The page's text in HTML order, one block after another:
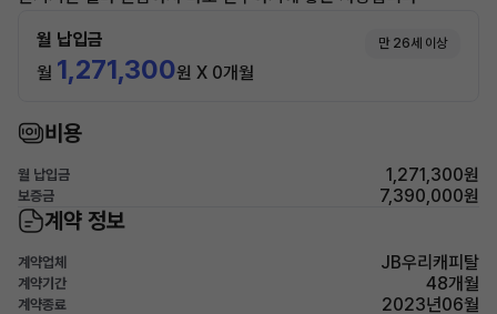
월 납입금 만 26세 이상
월 1,271,300원 X 0개월
비용
월 납입금 1,271,300원
보증금 7,390,000원
계약 정보
계약업체 JB우리캐피탈
계약기간 48개월
계약종료 2023년06월